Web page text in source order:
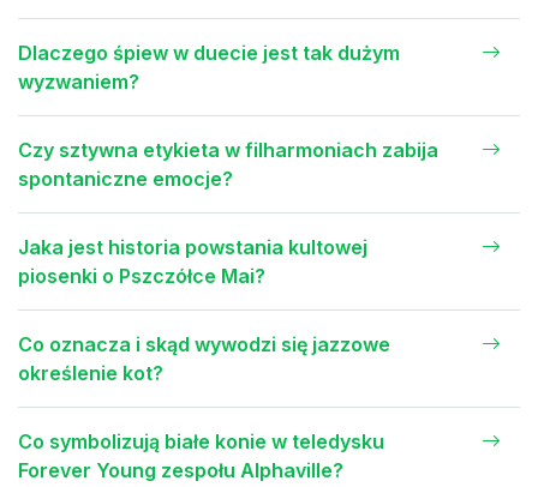
Dlaczego śpiew w duecie jest tak dużym
wyzwaniem?
Czy sztywna etykieta w filharmoniach zabija
spontaniczne emocje?
Jaka jest historia powstania kultowej
piosenki o Pszczółce Mai?
Co oznacza i skąd wywodzi się jazzowe
określenie kot?
Co symbolizują białe konie w teledysku
Forever Young zespołu Alphaville?